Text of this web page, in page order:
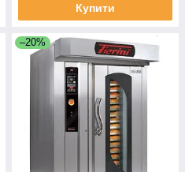
Купити
–20%